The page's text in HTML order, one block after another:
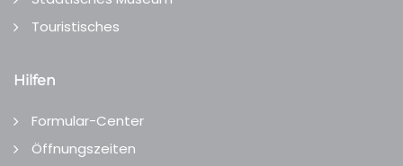
Touristisches
Hilfen
Formular-Center
Öffnungszeiten